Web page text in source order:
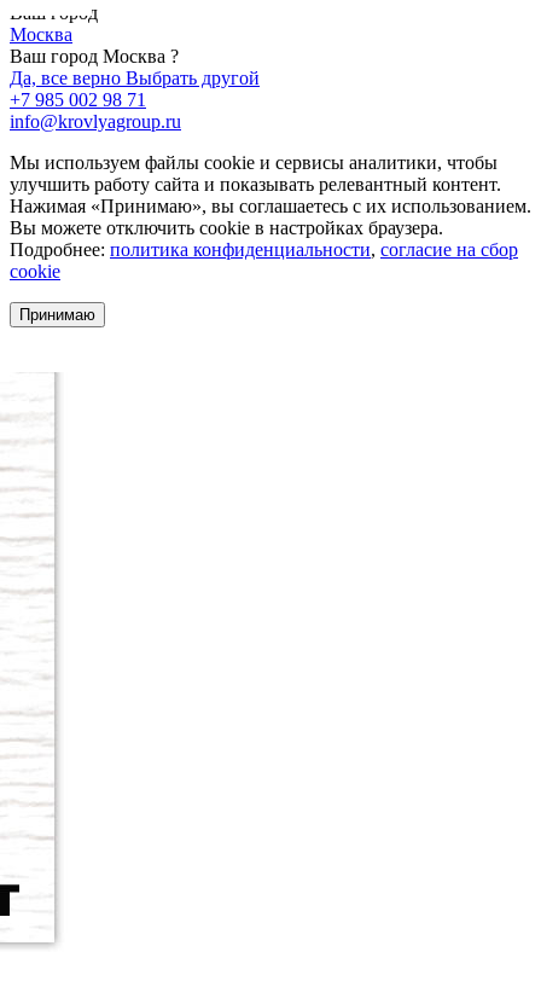
Ваш город
Москва
Ваш город Москва ?
Да, все верно Выбрать другой
+7 985 002 98 71
info@krovlyagroup.ru
Мы используем файлы cookie и сервисы аналитики, чтобы
улучшить работу сайта и показывать релевантный контент.
Нажимая «Принимаю», вы соглашаетесь с их использованием.
Вы можете отключить cookie в настройках браузера.
Подробнее: политика конфиденциальности, согласие на сбор
cookie
Принимаю